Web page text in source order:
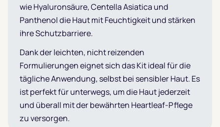
wie Hyaluronsäure, Centella Asiatica und
Panthenol die Haut mit Feuchtigkeit und stärken
ihre Schutzbarriere.
Dank der leichten, nicht reizenden
Formulierungen eignet sich das Kit ideal für die
tägliche Anwendung, selbst bei sensibler Haut. Es
ist perfekt für unterwegs, um die Haut jederzeit
und überall mit der bewährten Heartleaf-Pflege
zu versorgen.